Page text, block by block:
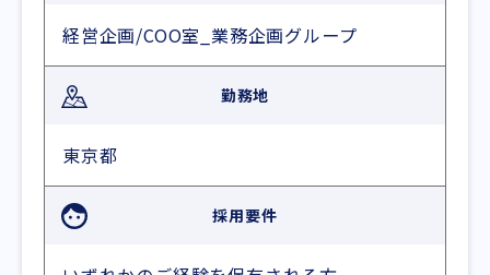
経営企画/COO室_業務企画グループ
勤務地
東京都
採用要件